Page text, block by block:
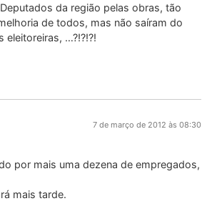
da região pelas obras, tão
de todos, mas não saíram do
…?!?!?!
7 de março de 2012 às 08:30
por mais uma dezena de empregados,
mais tarde.